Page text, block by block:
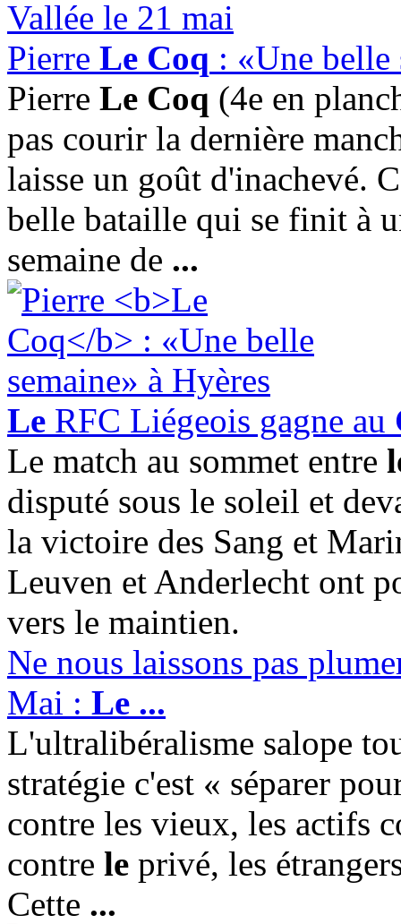
Pierre Le Coq : «Une belle
Pierre Le Coq (4e en
pas courir la dernière
laisse un goût d'inachevé.
belle bataille qui se finit à
semaine de ...
Le RFC Liégeois gagne au
Le match au sommet entre
disputé sous le soleil et
la victoire des Sang et
Leuven et Anderlecht ont
vers le maintien.
Ne nous laissons pas
Mai : Le ...
L'ultralibéralisme salope
stratégie c'est « séparer
contre les vieux, les actifs
contre le privé, les
Cette ...